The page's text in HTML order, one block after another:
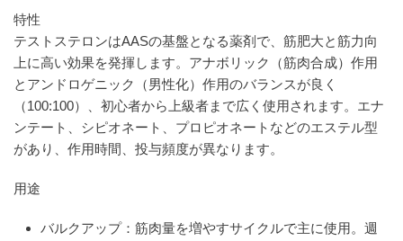
特性
テストステロンはAASの基盤となる薬剤で、筋肥大と筋力向
上に高い効果を発揮します。アナボリック（筋肉合成）作用
とアンドロゲニック（男性化）作用のバランスが良く
（100:100）、初心者から上級者まで広く使用されます。エナ
ンテート、シピオネート、プロピオネートなどのエステル型
があり、作用時間、投与頻度が異なります。
用途
バルクアップ：筋肉量を増やすサイクルで主に使用。週